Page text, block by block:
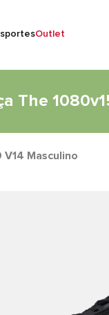
Outlet
The
Masculino